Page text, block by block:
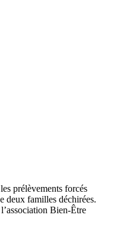
prélèvements forcés
deux familles déchirées.
Bien-Être